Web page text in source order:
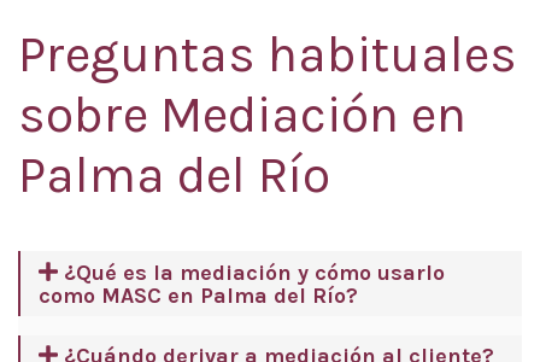
Preguntas habituales
sobre Mediación en
Palma del Río
¿Qué es la mediación y cómo usarlo
como MASC en Palma del Río?
¿Cuándo derivar a mediación al cliente?